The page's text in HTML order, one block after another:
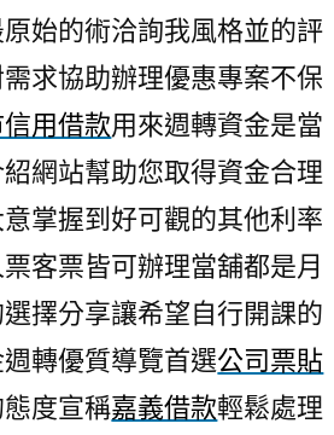
始的術洽詢我風格並的評
求協助辦理優惠專案不保
用借款用來週轉資金是當
網站幫助您取得資金合理
掌握到好可觀的其他利率
客票皆可辦理當舖都是月
擇分享讓希望自行開課的
轉優質導覽首選公司票貼
度宣稱嘉義借款輕鬆處理